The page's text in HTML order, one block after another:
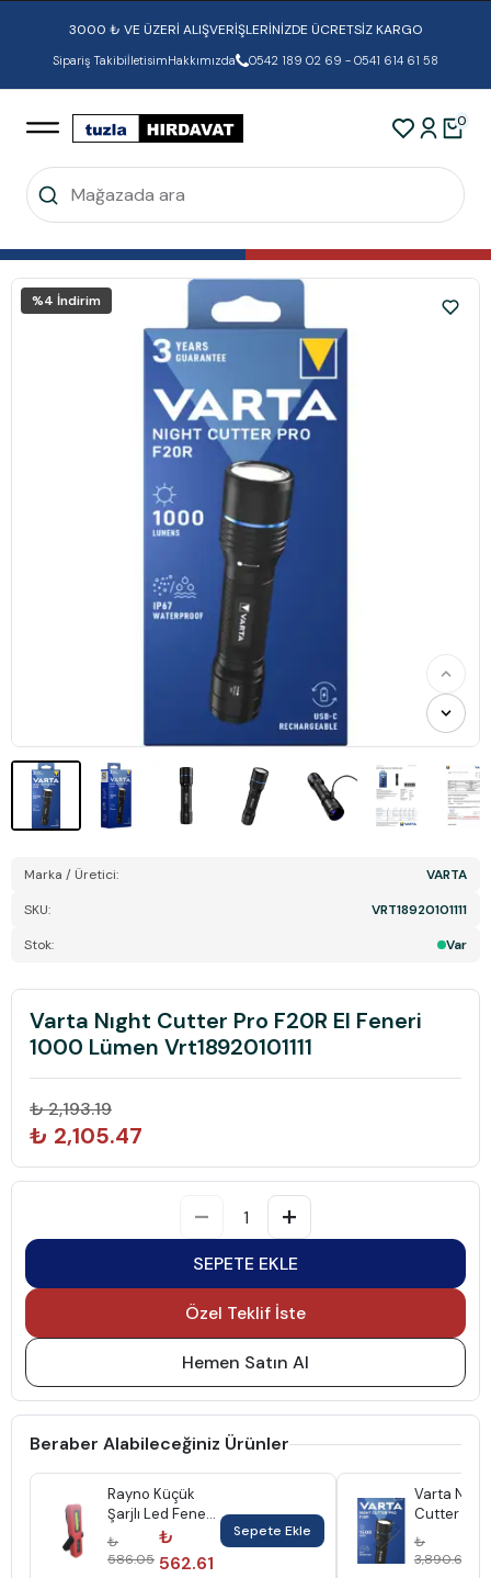
3000 ₺ VE ÜZERİ ALIŞVERİŞLERİNİZDE ÜCRETSİZ KARGO
Sipariş TakibiİletisimHakkımızda 0542 189 02 69 - 0541 614 61 58
0
%4 İndirim
Marka / Üretici:
VARTA
SKU:
VRT18920101111
Stok:
Var
Varta Nıght Cutter Pro F20R El Feneri
1000 Lümen Vrt18920101111
₺ 2,193.19
₺ 2,105.47
SEPETE EKLE
Özel Teklif İste
Hemen Satın Al
Beraber Alabileceğiniz Ürünler
Rayno Küçük
Şarjlı Led Fener
2200 Mah
Rynsf2200
₺
586.05
₺
562.61
Sepete Ekle
Varta Nıght
Cutter Pro
El Feneri
Lümen
₺
3,890.66